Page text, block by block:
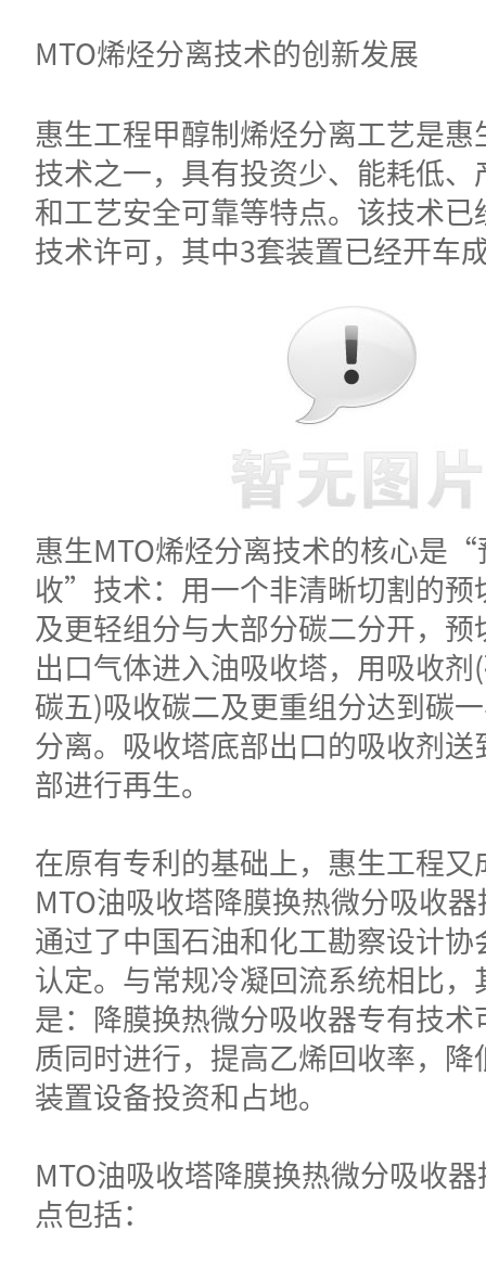
MTO烯烃分离技术的创新发展
惠生工程甲醇制烯烃分离工艺是
技术之一，具有投资少、能耗低
和工艺安全可靠等特点。该技术已
技术许可，其中3套装置已经开车
惠生MTO烯烃分离技术的核心是
收”技术：用一个非清晰切割的预
及更轻组分与大部分碳二分开，
出口气体进入油吸收塔，用吸收
碳五)吸收碳二及更重组分达到碳
分离。吸收塔底部出口的吸收剂
部进行再生。
在原有专利的基础上，惠生工程又
MTO油吸收塔降膜换热微分吸收
通过了中国石油和化工勘察设计
认定。与常规冷凝回流系统相比，
是：降膜换热微分吸收器专有技
质同时进行，提高乙烯回收率，降
装置设备投资和占地。
MTO油吸收塔降膜换热微分吸收
点包括：